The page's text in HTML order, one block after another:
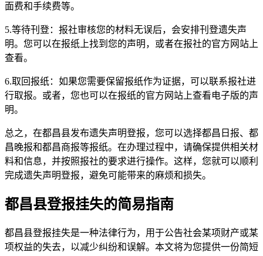
面费和手续费等。
5.等待刊登：报社审核您的材料无误后，会安排刊登遗失声
明。您可以在报纸上找到您的声明，或者在报社的官方网站上
查看。
6.取回报纸：如果您需要保留报纸作为证据，可以联系报社进
行取报。或者，您也可以在报纸的官方网站上查看电子版的声
明。
总之，在都昌县发布遗失声明登报，您可以选择都昌日报、都
昌晚报和都昌商报等报纸。在办理过程中，请确保提供相关材
料和信息，并按照报社的要求进行操作。这样，您就可以顺利
完成遗失声明登报，避免可能带来的麻烦和损失。
都昌县登报挂失的简易指南
都昌县登报挂失是一种法律行为，用于公告社会某项财产或某
项权益的失去，以减少纠纷和误解。本文将为您提供一份简短